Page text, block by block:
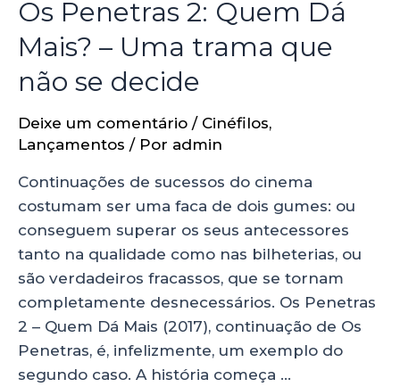
Os Penetras 2: Quem Dá
Mais? – Uma trama que
não se decide
Deixe um comentário / Cinéfilos,
Lançamentos / Por admin
Continuações de sucessos do cinema
costumam ser uma faca de dois gumes: ou
conseguem superar os seus antecessores
tanto na qualidade como nas bilheterias, ou
são verdadeiros fracassos, que se tornam
completamente desnecessários. Os Penetras
2 – Quem Dá Mais (2017), continuação de Os
Penetras, é, infelizmente, um exemplo do
segundo caso. A história começa …